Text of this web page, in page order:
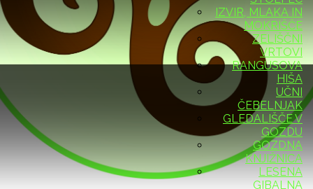
IZVIR, MLAKA IN
MOKRIŠČE
ZELIŠČNI
VRTOVI
RANGUSOVA
HIŠA
UČNI
ČEBELNJAK
GLEDALIŠČE V
GOZDU
GOZDNA
KNJIŽNICA
LESENA
GIBALNA
LOGOTIP